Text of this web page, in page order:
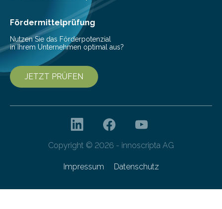
Cyberagentur ihren 5. Geburtstag. Zahlreiche Gäste…
Fördermittelprüfung
Nutzen Sie das Förderpotenzial
in Ihrem Unternehmen optimal aus?
JETZT PRÜFEN
Copyright © 2026 - innoscripta AG
Impressum Datenschutz